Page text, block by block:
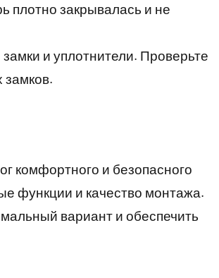
плотно закрывалась и не
и уплотнители. Проверьте
замков.
комфортного и безопасного
функции и качество монтажа.
вариант и обеспечить